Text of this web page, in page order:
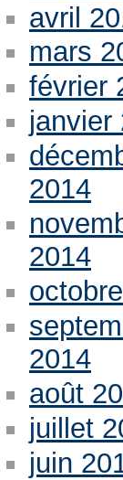
avril
mars
février
janvier
2014
2014
2014
août
juillet
juin